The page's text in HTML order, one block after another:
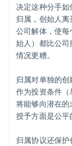
决定这种分手
归属，创始人
公司解体，使
始人）都比公
情况更糟。
归属对单独的
作为投资条件
将能够向潜在
授予方面是公平
归属协议还保